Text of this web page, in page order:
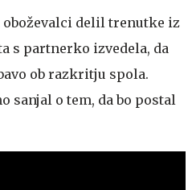
delil trenutke iz
s partnerko izvedela, da
ob razkritju spola.
sanjal o tem, da bo postal